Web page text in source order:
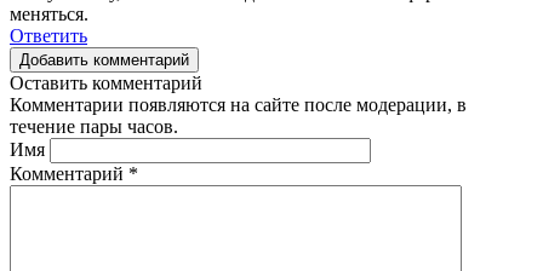
меняться.
Ответить
Добавить комментарий
Оставить комментарий
Комментарии появляются на сайте после модерации, в
течение пары часов.
Имя
Комментарий *